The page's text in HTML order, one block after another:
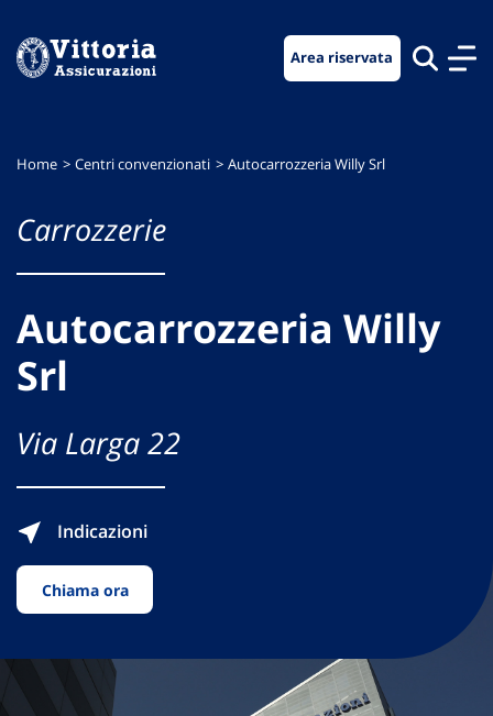
menu
contenuto
footer
Area riservata
Home Centri convenzionati Autocarrozzeria Willy Srl
Carrozzerie
Autocarrozzeria Willy
Srl
Via Larga 22
Indicazioni
Chiama ora